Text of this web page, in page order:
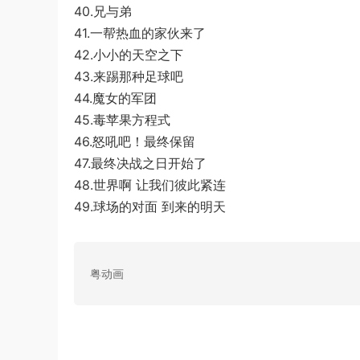
40.兄与弟
41.一帮热血的家伙来了
42.小小的天空之下
43.来踢那种足球吧
44.魔女的军团
45.毒苹果方程式
46.怒吼吧！最终保留
47.最终决战之日开始了
48.世界啊 让我们彼此紧连
49.球场的对面 到来的明天
粤动画